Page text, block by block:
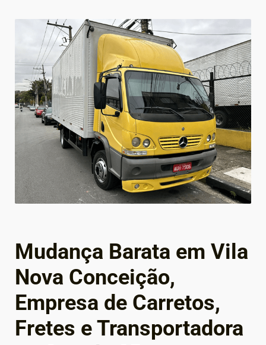
Mudança Barata em Vila
Nova Conceição,
Empresa de Carretos,
Fretes e Transportadora